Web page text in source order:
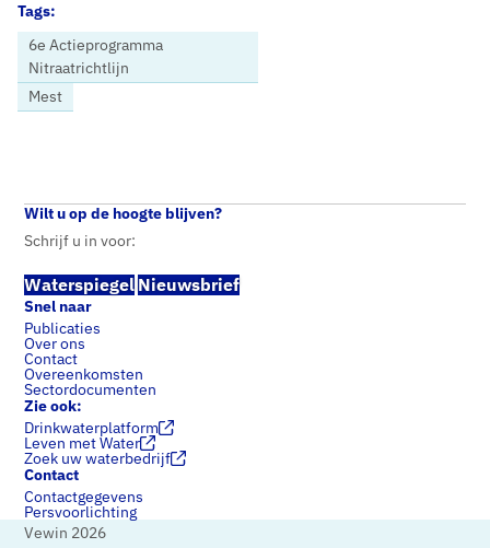
Home Nieuws
Tags:
6e Actieprogramma
Nitraatrichtlijn
Mest
Wilt u op de hoogte blijven?
Schrijf u in voor:
Waterspiegel Nieuwsbrief
Snel naar
Publicaties
Over ons
Contact
Overeenkomsten
Sectordocumenten
Zie ook:
Drinkwaterplatform
Leven met Water
Zoek uw waterbedrijf
Contact
Contactgegevens
Persvoorlichting
Vewin 2026